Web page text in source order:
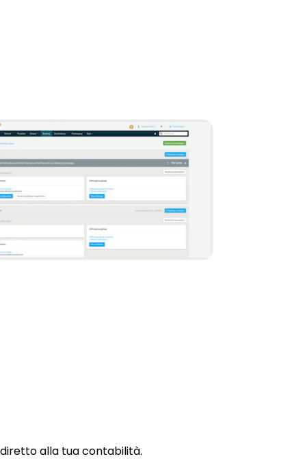
alla tua contabilità.